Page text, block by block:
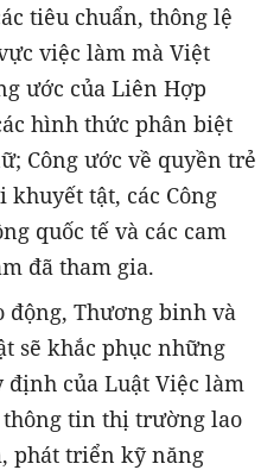
tiêu chuẩn, thông lệ
việc làm mà Việt
ước của Liên Hợp
hình thức phân biệt
Công ước về quyền trẻ
khuyết tật, các Công
quốc tế và các cam
đã tham gia.
động, Thương binh và
sẽ khắc phục những
định của Luật Việc làm
tin thị trường lao
phát triển kỹ năng